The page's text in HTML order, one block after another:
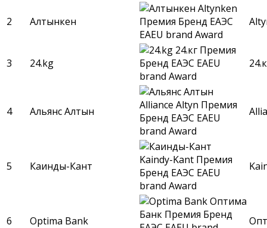
2 Алтынкен
3 24.kg
4 Альянс Алтын
5 Каинды-Кант
6 Optima Bank